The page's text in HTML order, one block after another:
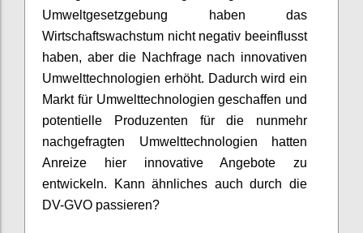
Umweltgesetzgebung haben das
Wirtschaftswachstum nicht negativ beeinflusst
haben, aber die Nachfrage nach innovativen
Umwelttechnologien erhöht. Dadurch wird ein
Markt für Umwelttechnologien geschaffen und
potentielle Produzenten für die nunmehr
nachgefragten Umwelttechnologien hatten
Anreize hier innovative Angebote zu
entwickeln. Kann ähnliches auch durch die
DV-GVO passieren?